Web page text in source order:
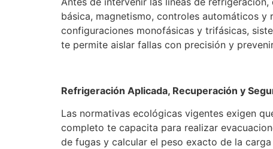
básica, magnetismo, controles automáticos
configuraciones monofásicas y trifásicas,
te permite aislar fallas con precisión y
Refrigeración Aplicada, Recuperación y
Las normativas ecológicas vigentes exigen
completo te capacita para realizar
de fugas y calcular el peso exacto de la